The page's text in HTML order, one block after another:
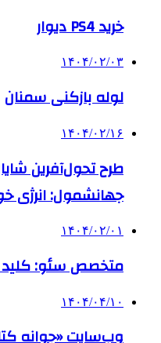
خرید PS4 دیوار
۱۴۰۴/۰۲/۰۳
لوله بازکنی سمنان
۱۴۰۴/۰۲/۱۶
طرح تحول‌آفرین
جهانشمول: انرژی
۱۴۰۴/۰۲/۰۱
متخصص سئو: کلید
۱۴۰۴/۰۴/۱۰
وب‌سایت «جوانه